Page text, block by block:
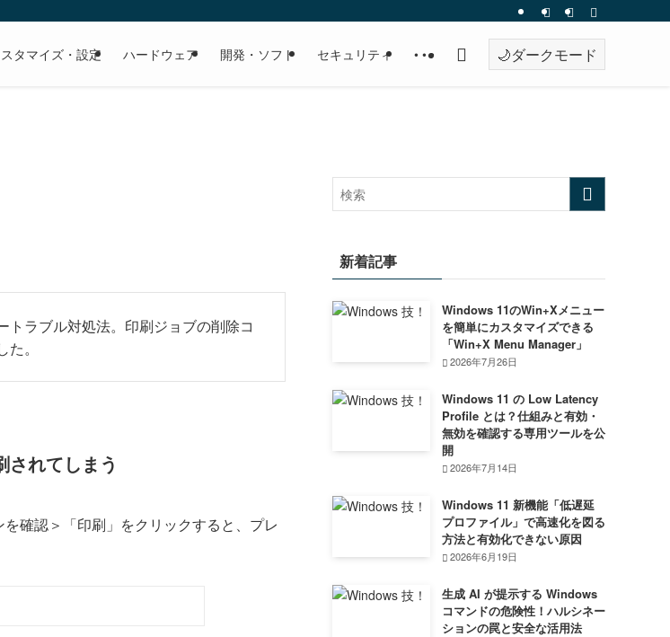
タマイズ・設定 ハードウェア 開発・ソフト セキュリティ • • • 🌙ダークモード
ラブル対処法。印刷ジョブの削除コ
。
れてしまう
確認＞「印刷」をクリックすると、プレ
新着記事
Windows 11のWin+Xメニュー
を簡単にカスタマイズできる
「Win+X Menu Manager」
2026年7月26日
Windows 11 の Low Latency
Profile とは？仕組みと有効・
無効を確認する専用ツールを公
開
2026年7月14日
Windows 11 新機能「低遅延
プロファイル」で高速化を図る
方法と有効化できない原因
2026年6月19日
生成 AI が提示する Windows
コマンドの危険性！ハルシネー
ションの罠と安全な活用法